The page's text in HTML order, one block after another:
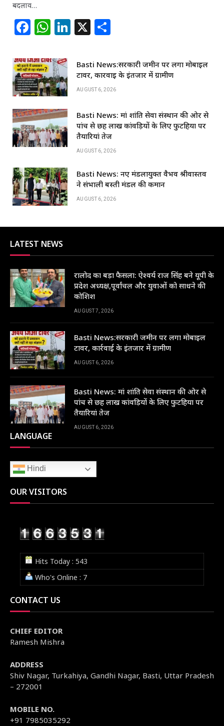
बदलाव…
F
c
e
b
o
o
k
W
at
s
A
p
p
Li
k
e
dI
n
X
ar
e
Basti News:सरकारी जमीन पर लगा मोबाइल
टावर, कार्रवाई के इंतजार में ग्रामीण
AUGUST 6, 2026
Basti News: मां शांति सेवा संस्थान की ओर से
पांच से छह लाख कांवड़ियों के लिए फुटहिया पर
तैयारियां तेज
AUGUST 6, 2026
Basti News: नए मंडलायुक्त वैभव श्रीवास्तव
ने संभाली बस्ती मंडल की कमान
AUGUST 6, 2026
LATEST NEWS
रालोद का बड़ा फैसला: ऐश्वर्य राज सिंह बने यूपी के
प्रदेश अध्यक्ष,पूर्वांचल और युवाओं को साधने की
कोशिश
AUGUST 7, 2026
Basti News:सरकारी जमीन पर लगा मोबाइल
टावर, कार्रवाई के इंतजार में ग्रामीण
AUGUST 6, 2026
Basti News: मां शांति सेवा संस्थान की ओर से
पांच से छह लाख कांवड़ियों के लिए फुटहिया पर
तैयारियां तेज
AUGUST 6, 2026
LANGUAGE
Hindi
OUR VISITORS
Hits Today : 543
Who's Online : 7
CONTACT US
CHIEF EDITOR
Ramesh Mishra
ADDRESS
Shiv Nagar, Turkahiya, Gandhi Nagar, Basti, Uttar Pradesh
– 272001
MOBILE NO.
+91 7985035292